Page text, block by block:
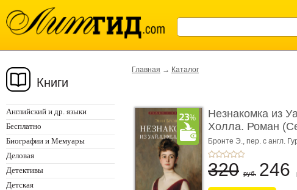
Книги
Английский и др. языки
Бесплатно
Биографии и Мемуары
Деловая
Детективы
Детская
Главная → Каталог
Незнакомка из
Холла. Роман
...
Бронте Э., пер. с англ.
320 руб. 246